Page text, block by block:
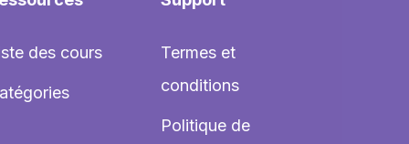
des cours
Termes et
conditions
Politique de